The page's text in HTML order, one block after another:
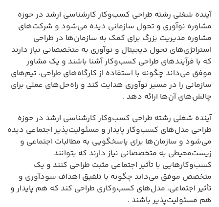
آینده شغلی رشته طراحی کسب‌وکار کارشناسی ارشد در حوزه
مشاوره نوآوری و تحول سازمانی دیده می‌شود و شرکت‌های
مشاوره مدیریت بزرگ برای کمک به سازمان‌ها در طراحی
استراتژی‌های تحول دیجیتال و نوآوری به متخصصانی نیاز دارند
که با فرآیندهای طراحی کسب‌وکار آشنا باشند و یک مشاور
موفق می‌داند چگونه با استفاده از کارگاه‌های طراحی، تیم‌های
سازمانی را در مسیر نوآوری هدایت کند و راه‌حل‌های عملی برای
چالش‌های آن‌ها ارائه دهد .
آینده شغلی رشته طراحی کسب‌وکار کارشناسی ارشد در حوزه
طراحی مدل‌های کسب‌وکار پایدار و مسئولیت‌پذیر اجتماعی دیده
می‌شود و سازمان‌ها برای پاسخگویی به مطالبات اجتماعی و
زیست‌محیطی به متخصصانی نیاز دارند که بتوانند
کسب‌وکارهایی با تأثیر اجتماعی مثبت طراحی کنند و یک
متخصص موفق می‌داند چگونه با تلفیق اهداف سودآوری و
تأثیر اجتماعی، مدل‌های کسب‌وکاری طراحی کند که هم پایدار و
هم مسئولیت‌پذیر باشند .